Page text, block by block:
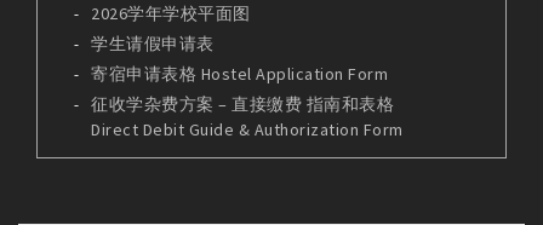
2026学年学校平面图
学生请假申请表
寄宿申请表格 Hostel Application Form
征收学杂费方案 – 直接缴费 指南和表格
Direct Debit Guide & Authorization Form